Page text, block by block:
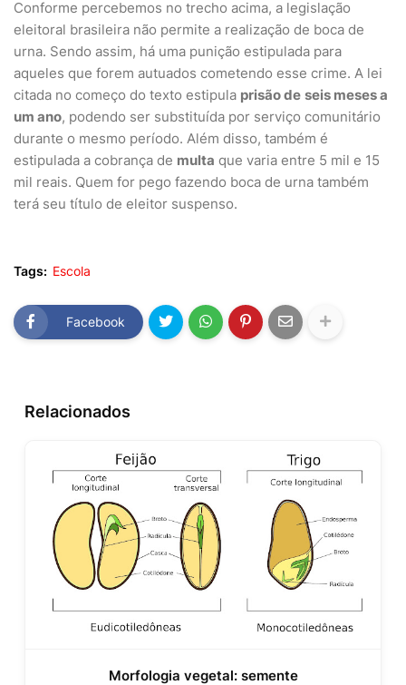
Conforme percebemos no trecho acima, a legislação
eleitoral brasileira não permite a realização de boca de
urna. Sendo assim, há uma punição estipulada para
aqueles que forem autuados cometendo esse crime. A lei
citada no começo do texto estipula prisão de seis meses a
um ano, podendo ser substituída por serviço comunitário
durante o mesmo período. Além disso, também é
estipulada a cobrança de multa que varia entre 5 mil e 15
mil reais. Quem for pego fazendo boca de urna também
terá seu título de eleitor suspenso.
Tags: Escola
Facebook
Relacionados
Morfologia vegetal: semente